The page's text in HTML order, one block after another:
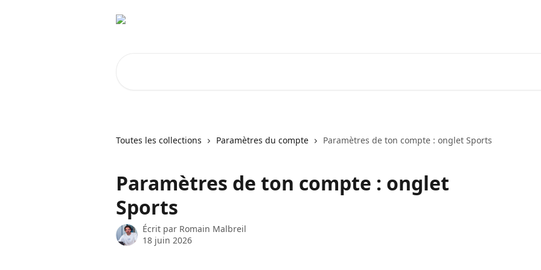
Toutes les collections Paramètres du compte Paramètres de ton compte : onglet Sports
Paramètres de ton compte : onglet
Sports
Écrit par Romain Malbreil
18 juin 2026